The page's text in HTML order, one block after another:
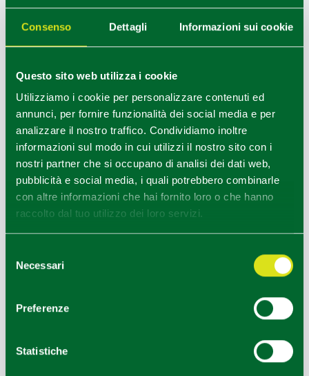
Consenso Dettagli Informazioni sui cookie
Questo sito web utilizza i cookie
Utilizziamo i cookie per personalizzare contenuti ed
annunci, per fornire funzionalità dei social media e per
analizzare il nostro traffico. Condividiamo inoltre
informazioni sul modo in cui utilizzi il nostro sito con i
nostri partner che si occupano di analisi dei dati web,
pubblicità e social media, i quali potrebbero combinarle
con altre informazioni che hai fornito loro o che hanno
raccolto dal tuo utilizzo dei loro servizi.
delNecessari
Preferenze
Statistiche
Bancarelle e spettacoli musicali.
REDAZIONE
Redazione Reggio Emilia e pianura
COME ARRIVARE
+
−